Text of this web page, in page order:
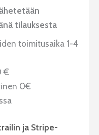
tilauksesta
toimitusaika 1-4
€
0€
ja Stripe-